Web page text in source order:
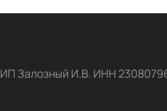
ИП Залозный И.В. ИНН